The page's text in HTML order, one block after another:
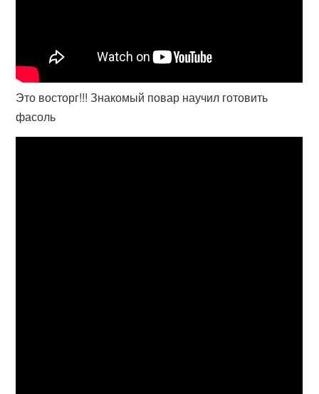
Это восторг!!! Знакомый повар научил готовить
фасоль